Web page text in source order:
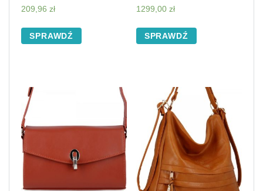
209,96 zł
SPRAWDŹ
1299,00 zł
SPRAWDŹ